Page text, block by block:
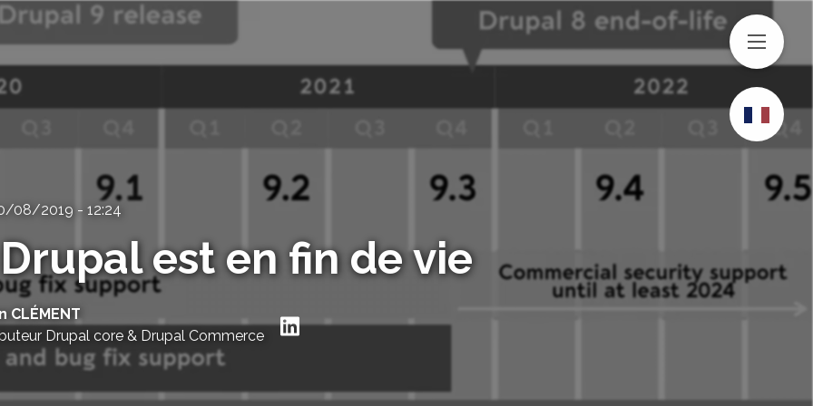
MENU
08/2019 - 12:24
est en fin de vie
CLÉMENT
Drupal core & Drupal Commerce
Suivre Fabien CLÉMENT sur LinkedIn